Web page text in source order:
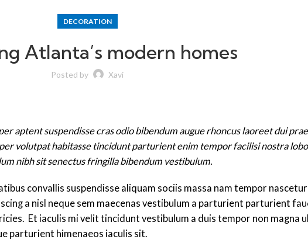
DECORATION
Atlanta’s modern homes
Posted by Xavi
aptent suspendisse cras odio bibendum augue rhoncus laoreet dui
volutpat habitasse tincidunt parturient enim tempor facilisi nostra
nibh sit senectus fringilla bibendum vestibulum.
convallis suspendisse aliquam sociis massa nam tempor nascetur
a nisl neque sem maecenas vestibulum a parturient parturient
Et iaculis mi velit tincidunt vestibulum a duis tempor non magna
parturient himenaeos iaculis sit.